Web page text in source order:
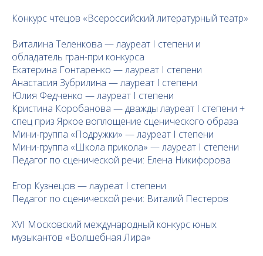
Конкурс чтецов «Всероссийский литературный театр»
Виталина Теленкова — лауреат I степени и
обладатель гран-при конкурса
Екатерина Гонтаренко — лауреат I степени
Анастасия Зубрилина — лауреат I степени
Юлия Федченко — лауреат I степени
Кристина Коробанова — дважды лауреат I степени +
спец приз Яркое воплощение сценического образа
Мини-группа «Подружки» — лауреат I степени
Мини-группа «Школа прикола» — лауреат I степени
Педагог по сценической речи: Елена Никифорова
Егор Кузнецов — лауреат I степени
Педагог по сценической речи: Виталий Пестеров
XVI Московский международный конкурс юных
музыкантов «Волшебная Лира»